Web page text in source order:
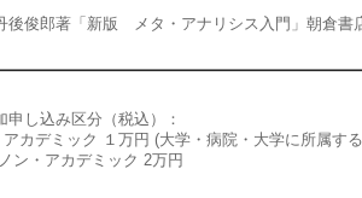
後俊郎著「新版 メタ・アナリシス入門」朝倉書
申し込み区分（税込）：
カデミック １万円 (大学・病院・大学に所属す
ン・アカデミック 2万円